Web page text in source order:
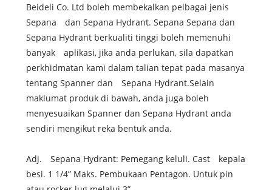
Beideli Co. Ltd boleh membekalkan pelbagai jenis
Sepana dan Sepana Hydrant. Sepana Sepana dan
Sepana Hydrant berkualiti tinggi boleh memenuhi
banyak aplikasi, jika anda perlukan, sila dapatkan
perkhidmatan kami dalam talian tepat pada masanya
tentang Spanner dan Sepana Hydrant.Selain
maklumat produk di bawah, anda juga boleh
menyesuaikan Spanner dan Sepana Hydrant anda
sendiri mengikut reka bentuk anda.
Adj. Sepana Hydrant: Pemegang keluli. Cast kepala
besi. 1 1/4” Maks. Pembukaan Pentagon. Untuk pin